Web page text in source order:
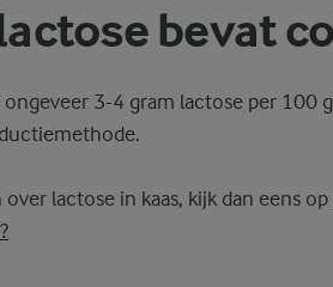
bevat
3-4 gram lactose per 100
lactose in kaas, kijk dan eens op